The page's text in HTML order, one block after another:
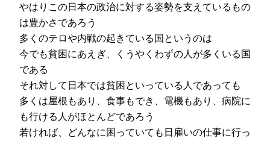
やはりこの日本の政治に対する姿勢を支えているもの
は豊かさであろう
多くのテロや内戦の起きている国というのは
今でも貧困にあえぎ、くうやくわずの人が多くいる国
である
それ対して日本では貧困といっている人であっても
多くは屋根もあり、食事もでき、電機もあり、病院に
も行ける人がほとんどであろう
若ければ、どんなに困っていても日雇いの仕事に行っ